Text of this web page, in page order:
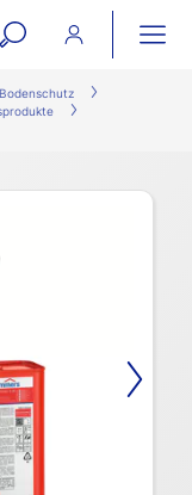
open
search
form
Bodenschutz